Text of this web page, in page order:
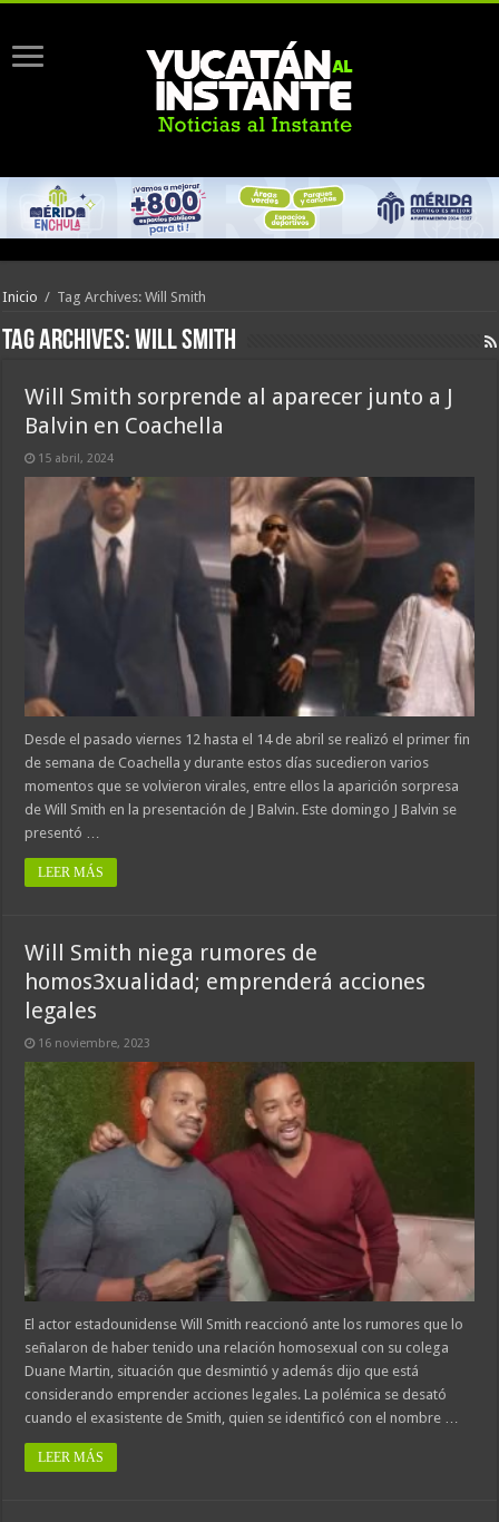
Inicio / Tag Archives: Will Smith
Tag Archives:Will Smith
Will Smith sorprende al aparecer junto a J
Balvin en Coachella
15 abril, 2024
Desde el pasado viernes 12 hasta el 14 de abril se realizó el primer fin
de semana de Coachella y durante estos días sucedieron varios
momentos que se volvieron virales, entre ellos la aparición sorpresa
de Will Smith en la presentación de J Balvin. Este domingo J Balvin se
presentó …
LEER MÁS
Will Smith niega rumores de
homos3xualidad; emprenderá acciones
legales
16 noviembre, 2023
El actor estadounidense Will Smith reaccionó ante los rumores que lo
señalaron de haber tenido una relación homosexual con su colega
Duane Martin, situación que desmintió y además dijo que está
considerando emprender acciones legales. La polémica se desató
cuando el exasistente de Smith, quien se identificó con el nombre …
LEER MÁS